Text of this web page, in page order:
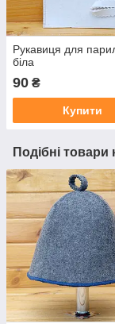
Рукавиця для
біла
90 ₴
Купити
Подібні товари